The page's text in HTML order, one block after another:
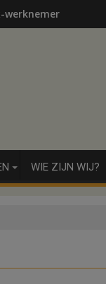
WIE ZIJN WIJ?